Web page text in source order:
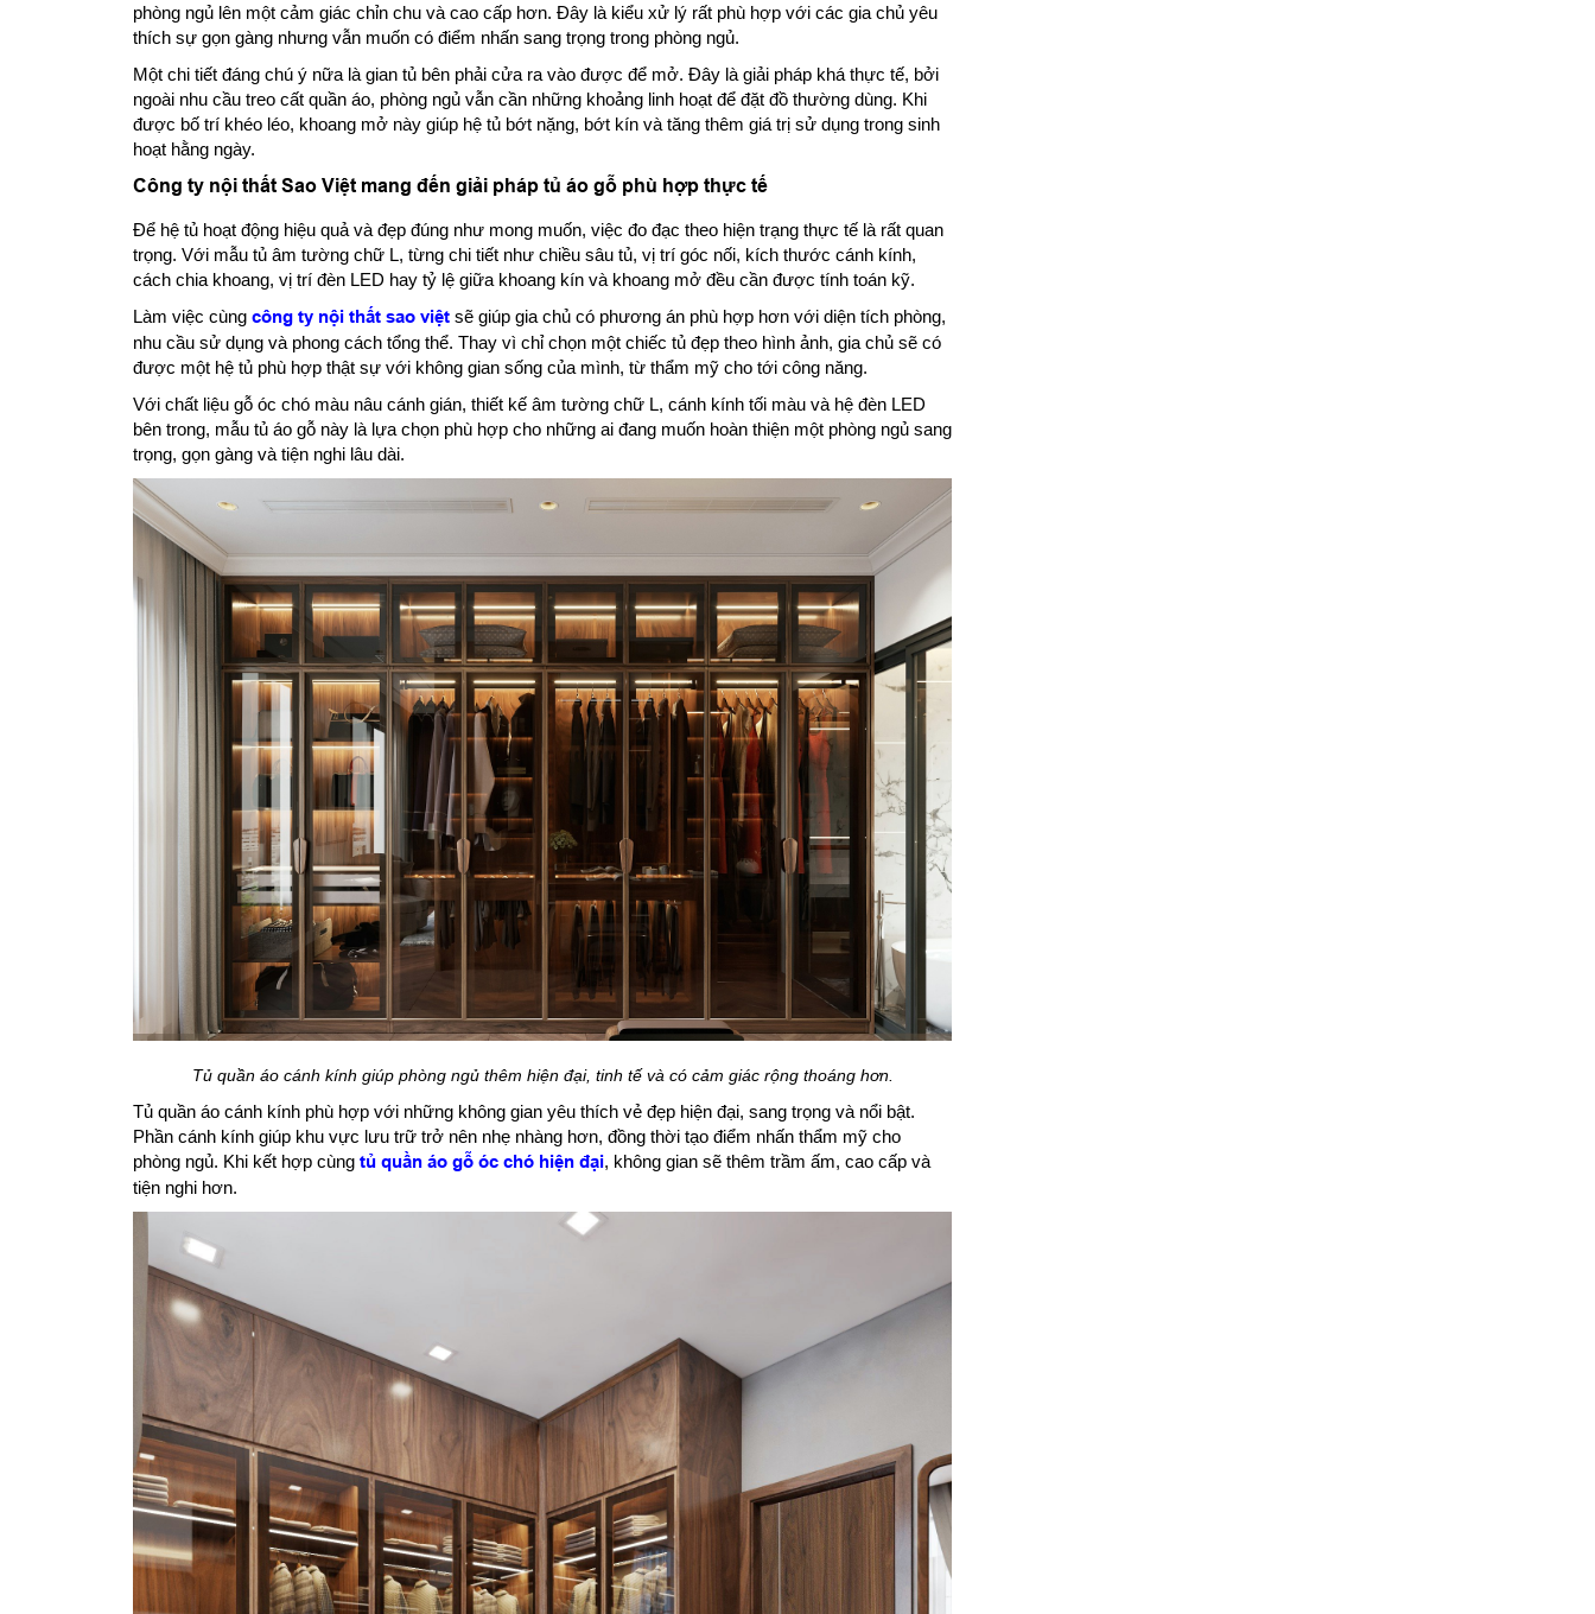
phòng ngủ lên một cảm giác chỉn chu và cao cấp hơn. Đây là kiểu xử lý rất phù hợp với các gia chủ yêu
thích sự gọn gàng nhưng vẫn muốn có điểm nhấn sang trọng trong phòng ngủ.
Một chi tiết đáng chú ý nữa là gian tủ bên phải cửa ra vào được để mở. Đây là giải pháp khá thực tế, bởi
ngoài nhu cầu treo cất quần áo, phòng ngủ vẫn cần những khoảng linh hoạt để đặt đồ thường dùng. Khi
được bố trí khéo léo, khoang mở này giúp hệ tủ bớt nặng, bớt kín và tăng thêm giá trị sử dụng trong sinh
hoạt hằng ngày.
Công ty nội thất Sao Việt mang đến giải pháp tủ áo gỗ phù hợp thực tế
Để hệ tủ hoạt động hiệu quả và đẹp đúng như mong muốn, việc đo đạc theo hiện trạng thực tế là rất quan
trọng. Với mẫu tủ âm tường chữ L, từng chi tiết như chiều sâu tủ, vị trí góc nối, kích thước cánh kính,
cách chia khoang, vị trí đèn LED hay tỷ lệ giữa khoang kín và khoang mở đều cần được tính toán kỹ.
Làm việc cùng công ty nội thất sao việt sẽ giúp gia chủ có phương án phù hợp hơn với diện tích phòng,
nhu cầu sử dụng và phong cách tổng thể. Thay vì chỉ chọn một chiếc tủ đẹp theo hình ảnh, gia chủ sẽ có
được một hệ tủ phù hợp thật sự với không gian sống của mình, từ thẩm mỹ cho tới công năng.
Với chất liệu gỗ óc chó màu nâu cánh gián, thiết kế âm tường chữ L, cánh kính tối màu và hệ đèn LED
bên trong, mẫu tủ áo gỗ này là lựa chọn phù hợp cho những ai đang muốn hoàn thiện một phòng ngủ sang
trọng, gọn gàng và tiện nghi lâu dài.
Tủ quần áo cánh kính giúp phòng ngủ thêm hiện đại, tinh tế và có cảm giác rộng thoáng hơn.
Tủ quần áo cánh kính phù hợp với những không gian yêu thích vẻ đẹp hiện đại, sang trọng và nổi bật.
Phần cánh kính giúp khu vực lưu trữ trở nên nhẹ nhàng hơn, đồng thời tạo điểm nhấn thẩm mỹ cho
phòng ngủ. Khi kết hợp cùng tủ quần áo gỗ óc chó hiện đại, không gian sẽ thêm trầm ấm, cao cấp và
tiện nghi hơn.